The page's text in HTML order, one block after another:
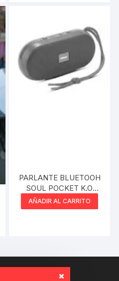
PARLANTE BLUETOOH
SOUL POCKET K.O
XS350 GRIS
AÑADIR AL CARRITO